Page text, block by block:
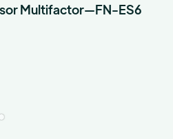
Multifactor—FN-ES6